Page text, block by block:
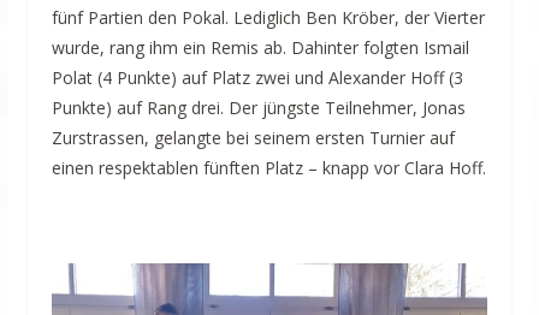
fünf Partien den Pokal. Lediglich Ben Kröber, der Vierter
wurde, rang ihm ein Remis ab. Dahinter folgten Ismail
Polat (4 Punkte) auf Platz zwei und Alexander Hoff (3
Punkte) auf Rang drei. Der jüngste Teilnehmer, Jonas
Zurstrassen, gelangte bei seinem ersten Turnier auf
einen respektablen fünften Platz – knapp vor Clara Hoff.